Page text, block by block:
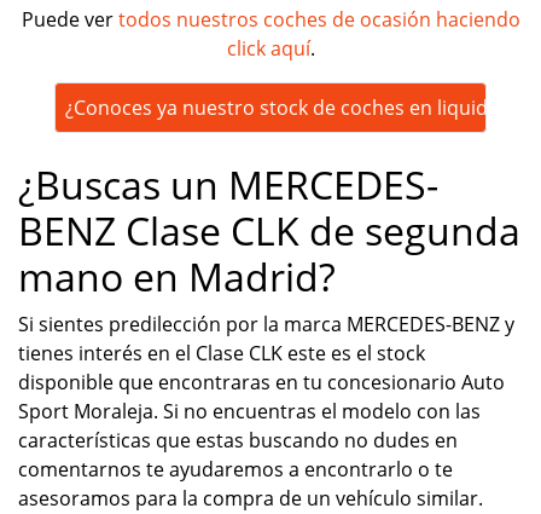
Puede vertodos nuestros coches de ocasión haciendo
click aquí.
¿Conoces ya nuestro stock de coches en
¿Buscas un MERCEDES-
BENZ Clase CLK de segunda
mano en Madrid?
Si sientes predilección por la marca MERCEDES-BENZ y
tienes interés en el Clase CLK este es el stock
disponible que encontraras en tu concesionario Auto
Sport Moraleja. Si no encuentras el modelo con las
características que estas buscando no dudes en
comentarnos te ayudaremos a encontrarlo o te
asesoramos para la compra de un vehículo similar.